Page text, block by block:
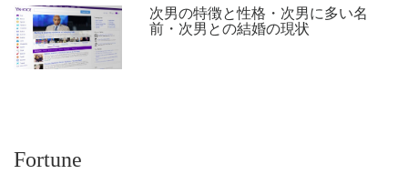
次男の特徴と性格・次男に多い名
前・次男との結婚の現状
Fortune